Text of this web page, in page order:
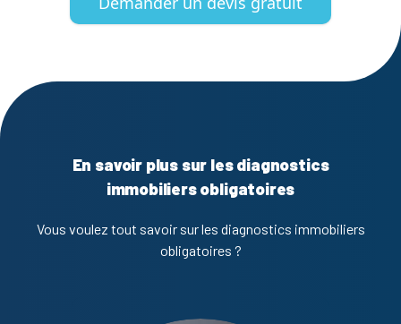
En savoir plus sur les diagnostics
immobiliers obligatoires
Vous voulez tout savoir sur les diagnostics immobiliers
obligatoires ?